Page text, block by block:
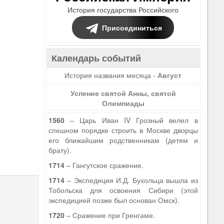
История государства Российского
Присоединиться
Календарь событий
История названия месяца -Август
Успение святой Анны, святой
Олимпиады
1560– Царь Иван IV Грозный велел в
спешном порядке строить в Москве дворцы
его ближайшим родственникам (детям и
брату).
1714– Гангутское сражение.
1714– Экспедиция И.Д. Бухольца вышла из
Тобольска для освоения Сибири (этой
экспедицией позже был основан Омск).
1720– Сражение при Гренгаме.